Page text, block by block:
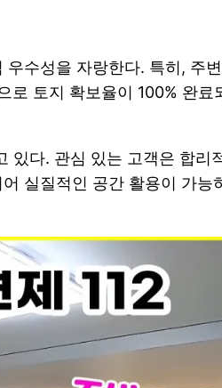
수성을 자랑한다. 특히, 주
토지 확보율이 100% 완
다. 관심 있는 고객은 합
실질적인 공간 활용이 가